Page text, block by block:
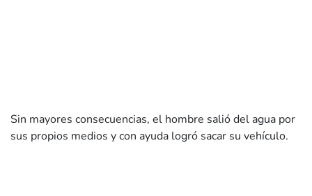
Sin mayores consecuencias, el hombre salió del agua por
sus propios medios y con ayuda logró sacar su vehículo.